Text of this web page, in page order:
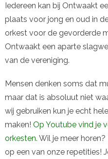
Iedereen kan bij Ontwaakt
plaats voor jong en oud in
orkest voor de gevorderde
Ontwaakt een aparte
van de vereniging.
Mensen denken soms dat
maar dat is absoluut niet
wij gebruiken kun je echt
maken! Op Youtube vind je
orkesten. Wil je meer
op een van onze repetities!